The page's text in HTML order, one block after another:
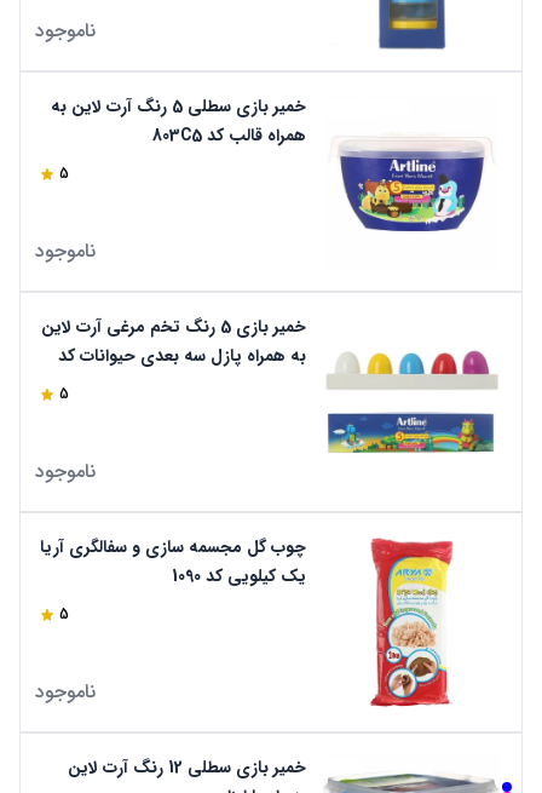
ناموجود
خمیر بازی سطلی 5 رنگ آرت لاین به
همراه قالب کد 803C5
5
ناموجود
خمیر بازی 5 رنگ تخم مرغی آرت لاین
به همراه پازل سه بعدی حیوانات کد
5
ناموجود
چوب گل مجسمه سازی و سفالگری آریا
یک کیلویی کد 1090
5
ناموجود
خمیر بازی سطلی 12 رنگ آرت لاین